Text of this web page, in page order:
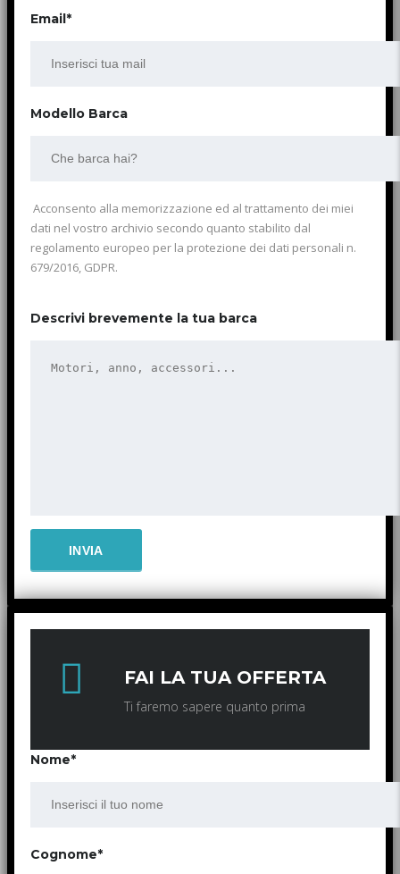
Email*
Modello Barca
Acconsento alla memorizzazione ed al trattamento dei miei
dati nel vostro archivio secondo quanto stabilito dal
regolamento europeo per la protezione dei dati personali n.
679/2016, GDPR.
Descrivi brevemente la tua barca
FAI LA TUA OFFERTA
Ti faremo sapere quanto prima
Nome*
Cognome*